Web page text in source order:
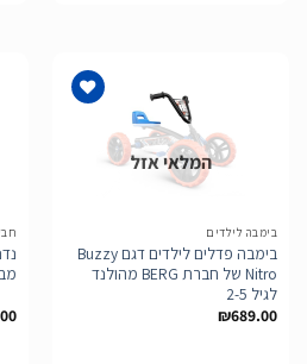
המלאי אזל
בימבה לילדים
בימבה פדלים לילדים דגם Buzzy
Nitro של חברת BERG מהולנד
לגיל 2-5
₪689.00